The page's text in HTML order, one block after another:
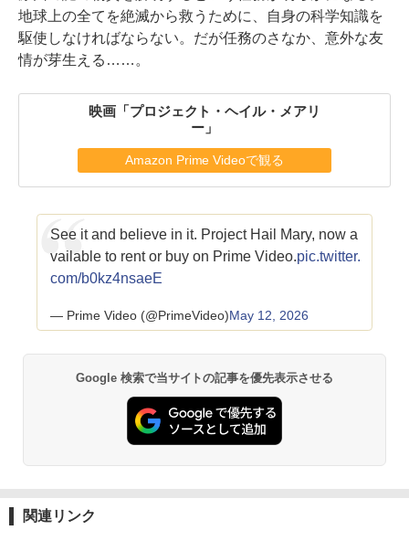
地球上の全てを絶滅から救うために、自身の科学知識を
駆使しなければならない。だが任務のさなか、意外な友
情が芽生える……。
映画「プロジェクト・ヘイル・メアリ
ー」
Amazon Prime Videoで観る
See it and believe in it. Project Hail Mary, now a
vailable to rent or buy on Prime Video.pic.twitter.
com/b0kz4nsaeE
— Prime Video (@PrimeVideo)May 12, 2026
Google 検索で当サイトの記事を優先表示させる
関連リンク